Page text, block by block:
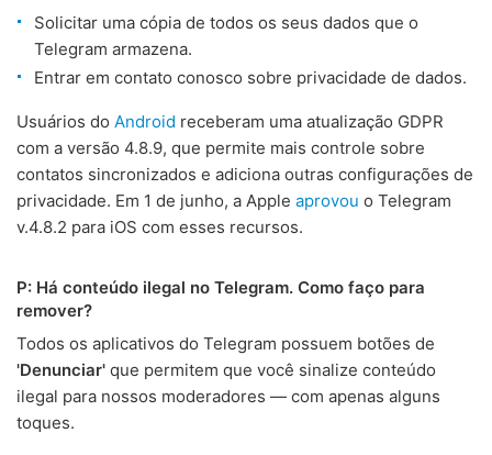
Solicitar uma cópia de todos os seus dados que o
Telegram armazena.
Entrar em contato conosco sobre privacidade de dados.
Usuários do Android receberam uma atualização GDPR
com a versão 4.8.9, que permite mais controle sobre
contatos sincronizados e adiciona outras configurações de
privacidade. Em 1 de junho, a Apple aprovou o Telegram
v.4.8.2 para iOS com esses recursos.
P: Há conteúdo ilegal no Telegram. Como faço para
remover?
Todos os aplicativos do Telegram possuem botões de
'Denunciar' que permitem que você sinalize conteúdo
ilegal para nossos moderadores — com apenas alguns
toques.